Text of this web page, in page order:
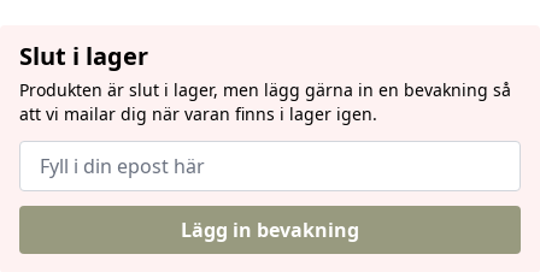
Slut i lager
Produkten är slut i lager, men lägg gärna in en bevakning så
att vi mailar dig när varan finns i lager igen.
Lägg in bevakning